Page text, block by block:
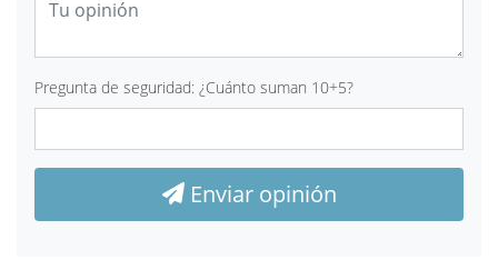
Pregunta de seguridad: ¿Cuánto suman 10+5?
Enviar opinión